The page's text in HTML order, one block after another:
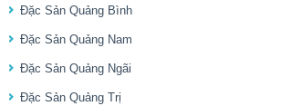
Đặc Sản Quảng Bình
Đặc Sản Quảng Nam
Đặc Sản Quảng Ngãi
Đặc Sản Quảng Trị